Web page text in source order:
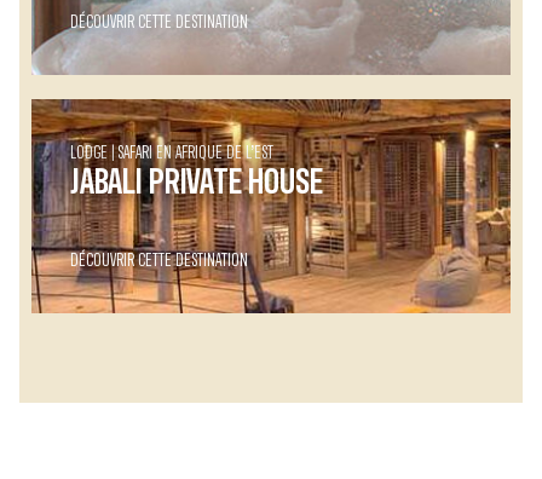
DÉCOUVRIR CETTE DESTINATION
LODGE SAFARI EN AFRIQUE DE L’EST
JABALI PRIVATE HOUSE
DÉCOUVRIR CETTE DESTINATION